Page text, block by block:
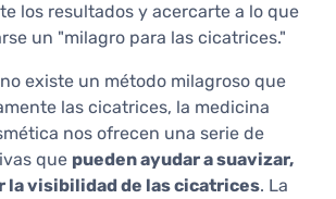
los resultados y acercarte a lo que
un "milagro para las cicatrices."
existe un método milagroso que
las cicatrices, la medicina
nos ofrecen una serie de
que pueden ayudar a suavizar,
la visibilidad de las cicatrices. La